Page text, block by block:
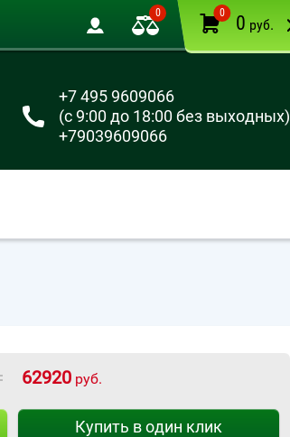
0 0 руб.
0
+7 495 9609066
(с 9:00 до 18:00 без выходных)
+79039609066
62920 руб.
Купить в один клик